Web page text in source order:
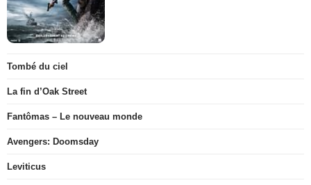
Tombé du ciel
La fin d’Oak Street
Fantômas – Le nouveau monde
Avengers: Doomsday
Leviticus